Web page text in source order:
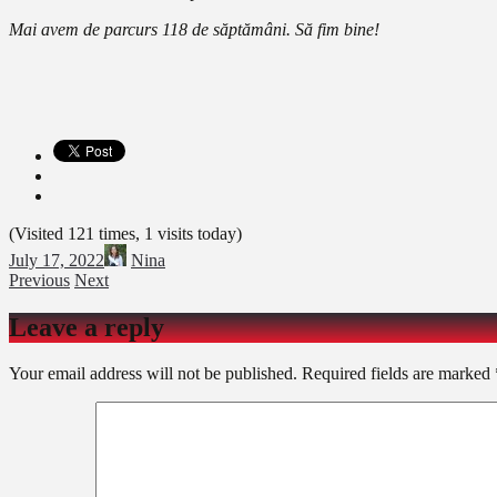
Mai avem de parcurs 118 de săptămâni. Să fim bine!
(Visited 121 times, 1 visits today)
July 17, 2022
Nina
Previous Next
Leave a reply
Your email address will not be published. Required fields are marked